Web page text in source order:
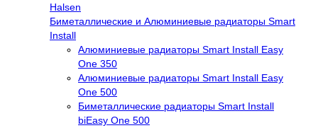
Halsen
Биметаллические и Алюминиевые радиаторы Smart
Install
Алюминиевые радиаторы Smart Install Easy
One 350
Алюминиевые радиаторы Smart Install Easy
One 500
Биметаллические радиаторы Smart Install
biEasy One 500